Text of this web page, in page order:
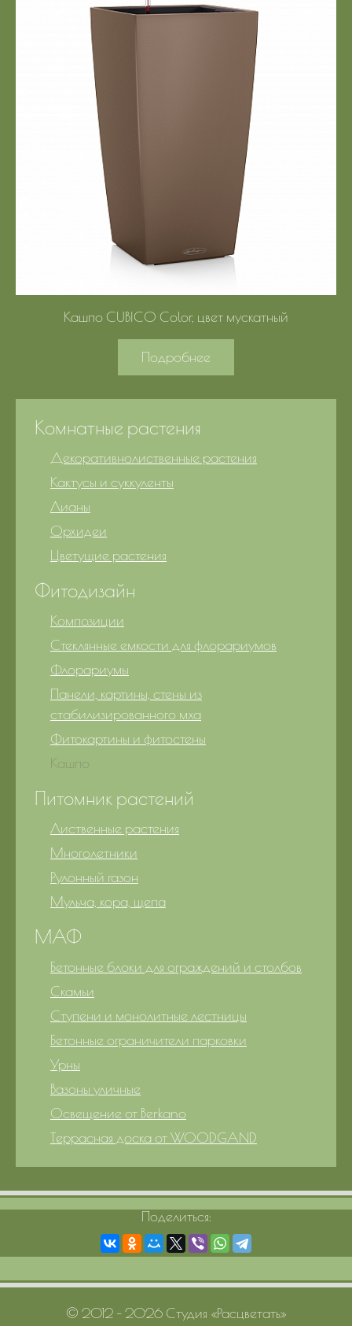
Кашпо CUBICO Color, цвет мускатный
Подробнее
Комнатные растения
Декоративнолиственные растения
Кактусы и суккуленты
Лианы
Орхидеи
Цветущие растения
Фитодизайн
Композиции
Стеклянные емкости для флорариумов
Флорариумы
Панели, картины, стены из
стабилизированного мха
Фитокартины и фитостены
Кашпо
Питомник растений
Лиственные растения
Многолетники
Рулонный газон
Мульча, кора, щепа
МАФ
Бетонные блоки для ограждений и столбов
Скамьи
Ступени и монолитные лестницы
Бетонные ограничители парковки
Урны
Вазоны уличные
Освещение от Berkano
Террасная доска от WOODGAND
Поделиться:
© 2012 – 2026 Студия «Расцветать»